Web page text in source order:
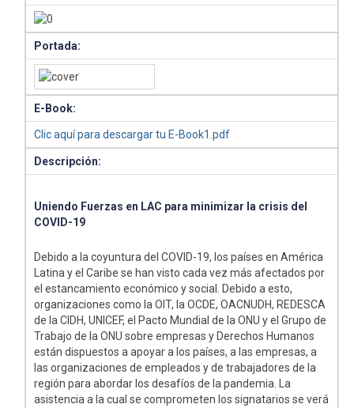
Portada:
E-Book:
Clic aquí para descargar tu E-Book1.pdf
Descripción:
Uniendo Fuerzas en LAC para minimizar la crisis del
COVID-19
Debido a la coyuntura del COVID-19, los países en América
Latina y el Caribe se han visto cada vez más afectados por
el estancamiento económico y social. Debido a esto,
organizaciones como la OIT, la OCDE, OACNUDH, REDESCA
de la CIDH, UNICEF, el Pacto Mundial de la ONU y el Grupo de
Trabajo de la ONU sobre empresas y Derechos Humanos
están dispuestos a apoyar a los países, a las empresas, a
las organizaciones de empleados y de trabajadores de la
región para abordar los desafíos de la pandemia. La
asistencia a la cual se comprometen los signatarios se verá